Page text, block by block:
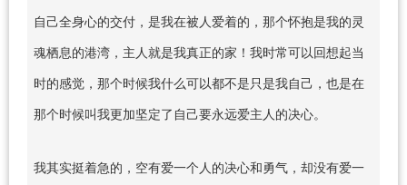
自己全身心的交付，是我在被人爱着的，那个怀抱是我的灵
魂栖息的港湾，主人就是我真正的家！我时常可以回想起当
时的感觉，那个时候我什么可以都不是只是我自己，也是在
那个时候叫我更加坚定了自己要永远爱主人的决心。
我其实挺着急的，空有爱一个人的决心和勇气，却没有爱一